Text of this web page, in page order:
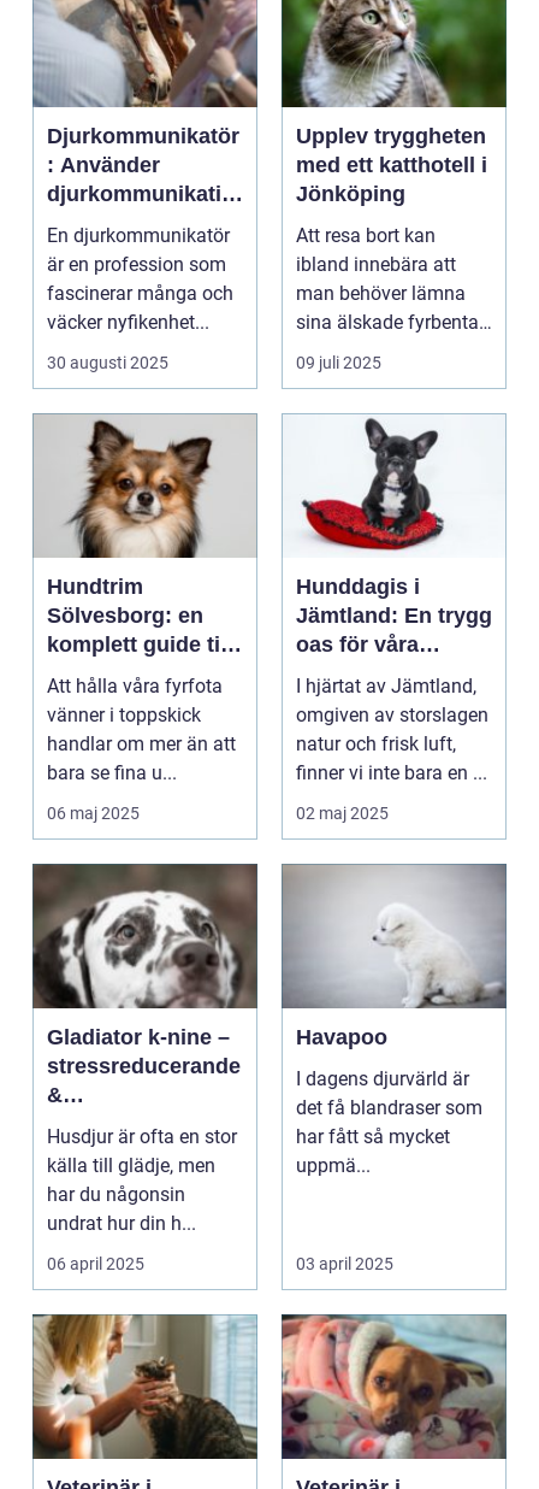
Djurkommunikatör
: Använder
djurkommunikatio
n för behandling
av djur
En djurkommunikatör
är en profession som
fascinerar många och
väcker nyfikenhet...
30 augusti 2025
Upplev tryggheten
med ett katthotell i
Jönköping
Att resa bort kan
ibland innebära att
man behöver lämna
sina älskade fyrbenta
v&...
09 juli 2025
Hundtrim
Sölvesborg: en
komplett guide till
vård och styling
Att hålla våra fyrfota
vänner i toppskick
handlar om mer än att
bara se fina u...
06 maj 2025
Hunddagis i
Jämtland: En trygg
oas för våra
fyrbenta vänner
I hjärtat av Jämtland,
omgiven av storslagen
natur och frisk luft,
finner vi inte bara en ...
02 maj 2025
Gladiator k-nine –
stressreducerande
&
ångestdämpande
hundhalsband
Husdjur är ofta en stor
källa till glädje, men
har du någonsin
undrat hur din h...
06 april 2025
Havapoo
I dagens djurvärld är
det få blandraser som
har fått så mycket
uppmä...
03 april 2025